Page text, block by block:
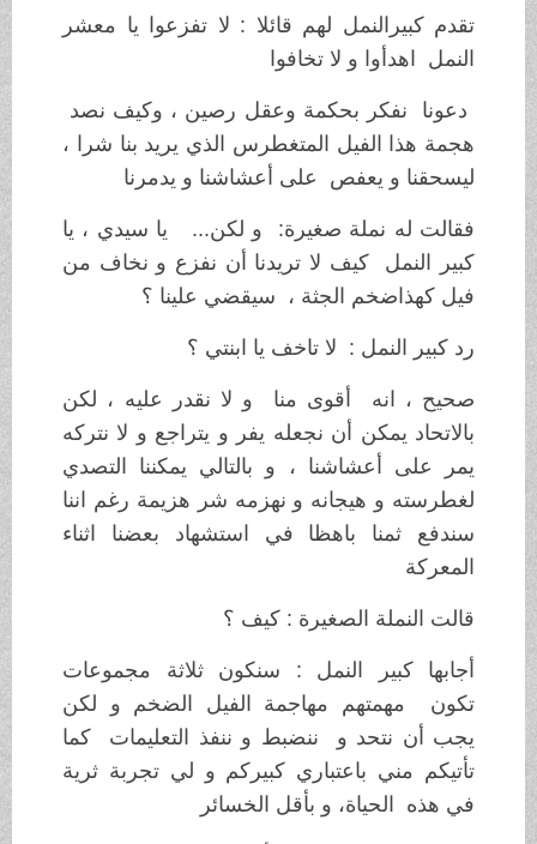
تقدم كبيرالنمل لهم قائلا : لا تفزعوا يا معشر
النمل اهدأوا و لا تخافوا
دعونا نفكر بحكمة وعقل رصين ، وكيف نصد
هجمة هذا الفيل المتغطرس الذي يريد بنا شرا ،
ليسحقنا و يعفص على أعشاشنا و يدمرنا
فقالت له نملة صغيرة: و لكن...
يا سيدي ، يا
كبير النمل كيف لا تريدنا أن نفزع و نخاف من
فيل كهذاضخم الجثة ، سيقضي علينا ؟
كبير النمل : لا تاخف يا ابنتي ؟
صحيح ، انه أقوى منا و لا نقدر عليه ، لكن
بالاتحاد يمكن أن نجعله يفر و يتراجع و لا نتركه
يمر على أعشاشنا ، و بالتالي يمكننا التصدي
لغطرسته و هيجانه و نهزمه شر هزيمة رغم اننا
سندفع ثمنا باهظا في استشهاد بعضنا اثناء
المعركة
قالت النملة الصغيرة : كيف ؟
أجابها كبير النمل : سنكون ثلاثة مجموعات
تكون مهمتهم مهاجمة الفيل الضخم و لكن
يجب أن نتحد و ننضبط و ننفذ التعليمات كما
تأتيكم مني باعتباري كبيركم و لي تجربة ثرية
في هذه الحياة، و بأقل الخسائر